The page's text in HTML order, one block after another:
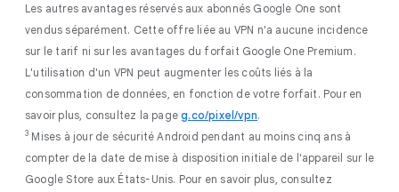
Les autres avantages réservés aux abonnés Google One sont
vendus séparément. Cette offre liée au VPN n'a aucune incidence
sur le tarif ni sur les avantages du forfait Google One Premium.
L'utilisation d'un VPN peut augmenter les coûts liés à la
consommation de données, en fonction de votre forfait. Pour en
savoir plus, consultez la pageg.co/pixel/vpn.
3 Mises à jour de sécurité Android pendant au moins cinq ans à
compter de la date de mise à disposition initiale de l'appareil sur le
Google Store aux États-Unis. Pour en savoir plus, consultez